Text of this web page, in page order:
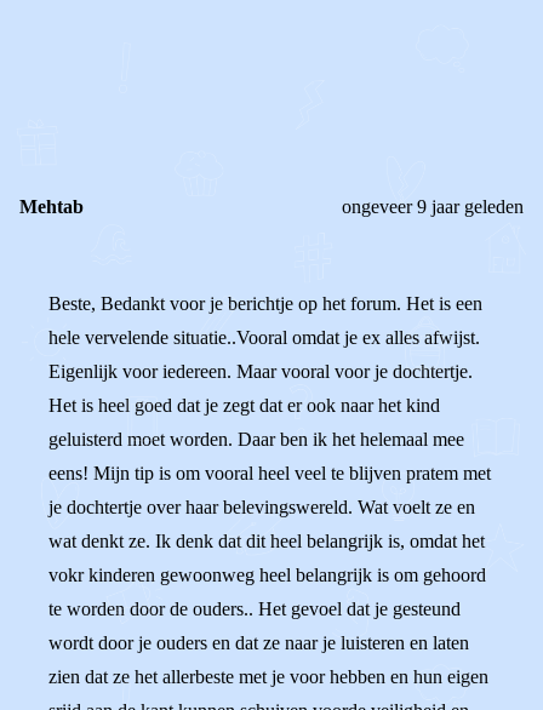
Mehtab ongeveer 9 jaar geleden
Beste, Bedankt voor je berichtje op het forum. Het is een
hele vervelende situatie..Vooral omdat je ex alles afwijst.
Eigenlijk voor iedereen. Maar vooral voor je dochtertje.
Het is heel goed dat je zegt dat er ook naar het kind
geluisterd moet worden. Daar ben ik het helemaal mee
eens! Mijn tip is om vooral heel veel te blijven pratem met
je dochtertje over haar belevingswereld. Wat voelt ze en
wat denkt ze. Ik denk dat dit heel belangrijk is, omdat het
vokr kinderen gewoonweg heel belangrijk is om gehoord
te worden door de ouders.. Het gevoel dat je gesteund
wordt door je ouders en dat ze naar je luisteren en laten
zien dat ze het allerbeste met je voor hebben en hun eigen